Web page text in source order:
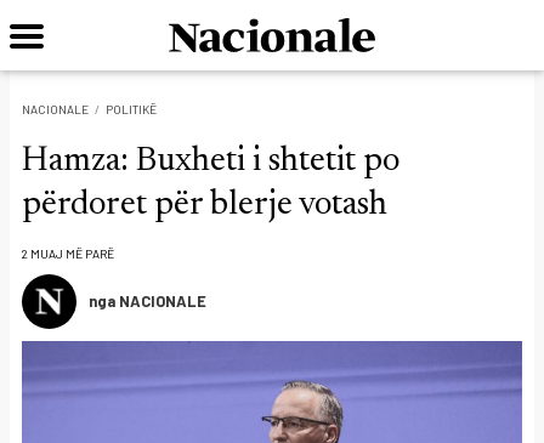
NACIONALE POLITIKË
Hamza: Buxheti i shtetit po
përdoret për blerje votash
2 MUAJ MË PARË
nga NACIONALE